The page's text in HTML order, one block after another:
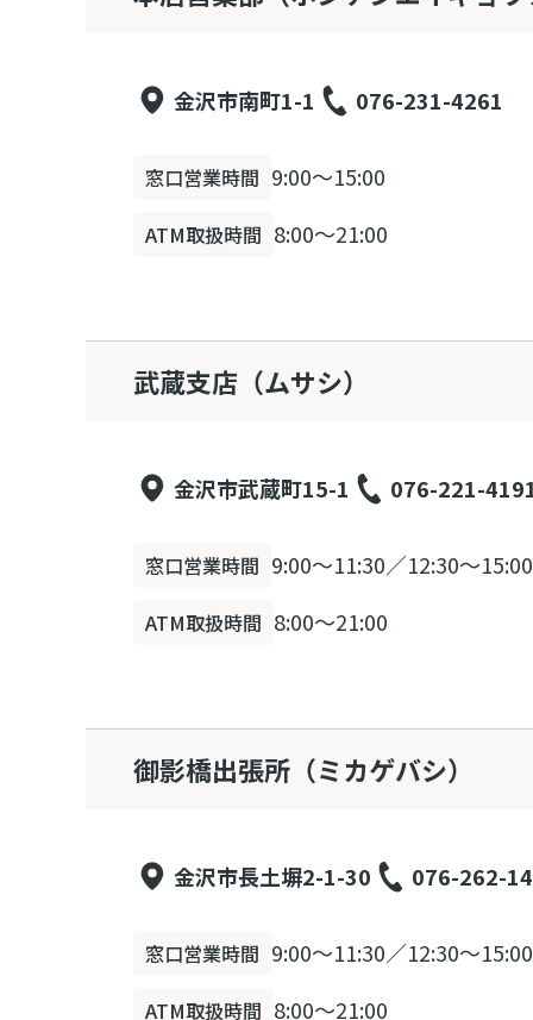
金沢市南町1-1 076-231-4261
窓口営業時間 9:00～15:00
ATM取扱時間 8:00～21:00
武蔵支店（ムサシ）
金沢市武蔵町15-1 076-221-
窓口営業時間 9:00～11:30／12:30～15:00
ATM取扱時間 8:00～21:00
御影橋出張所（ミカゲバシ）
金沢市長土塀2-1-30 076-262-
窓口営業時間 9:00～11:30／12:30～15:00
ATM取扱時間 8:00～21:00